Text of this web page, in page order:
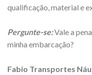
qualificação, material e
Pergunte-se:Vale a
minha embarcação?
Fabio Transportes